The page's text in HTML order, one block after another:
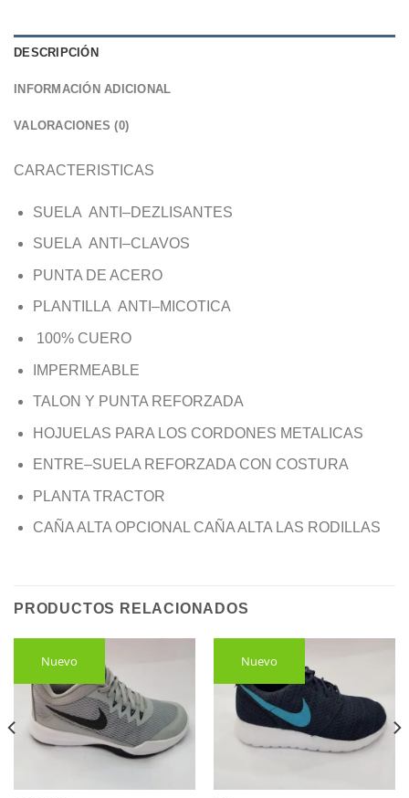
DESCRIPCIÓN
INFORMACIÓN ADICIONAL
VALORACIONES (0)
CARACTERISTICAS
SUELA ANTI–DEZLISANTES
SUELA ANTI–CLAVOS
PUNTA DE ACERO
PLANTILLA ANTI–MICOTICA
100% CUERO
IMPERMEABLE
TALON Y PUNTA REFORZADA
HOJUELAS PARA LOS CORDONES METALICAS
ENTRE–SUELA REFORZADA CON COSTURA
PLANTA TRACTOR
CAÑA ALTA OPCIONAL CAÑA ALTA LAS RODILLAS
PRODUCTOS RELACIONADOS
Nuevo Nuevo